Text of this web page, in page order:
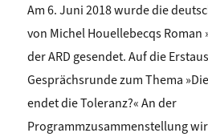
Am 6. Juni 2018 wurde die
von Michel Houellebecqs Roman
der ARD gesendet. Auf die
Gesprächsrunde zum Thema
endet die Toleranz?« An der
Programmzusammenstellung